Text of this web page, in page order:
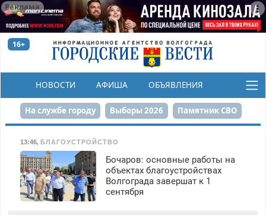
Реклама
16+
НОВОСТИ АФИША ОБЪЯВЛЕНИЯ
КОНКУРСЫ
На службе городу Выборы 2026 Памятник СВО
Сталинград в сердце
Набережная День Победы Реконструкция ЦПКиО
80-летие Победы Парк Героев-летчиков
13:46, БЛАГОУСТРОЙСТВО
Бочаров: основные работы на
объектах благоустройствах
Волгограда завершат к 1
сентября